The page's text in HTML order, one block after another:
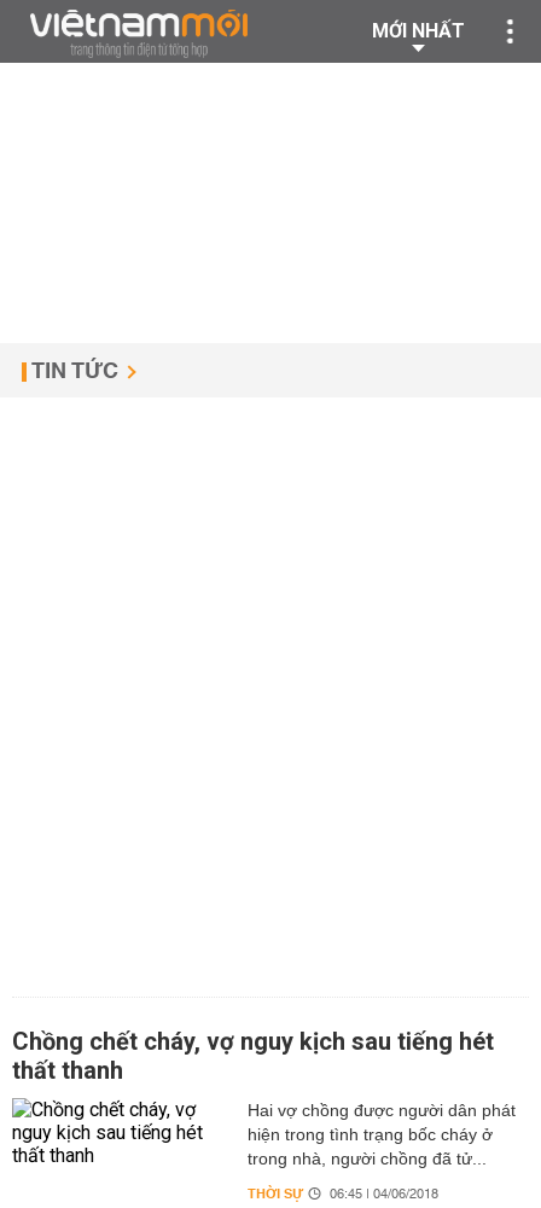
MỚI NHẤT
TIN TỨC
Chồng chết cháy, vợ nguy kịch sau tiếng hét
thất thanh
Hai vợ chồng được người dân phát
hiện trong tình trạng bốc cháy ở
trong nhà, người chồng đã tử...
THỜI SỰ 06:45 | 04/06/2018